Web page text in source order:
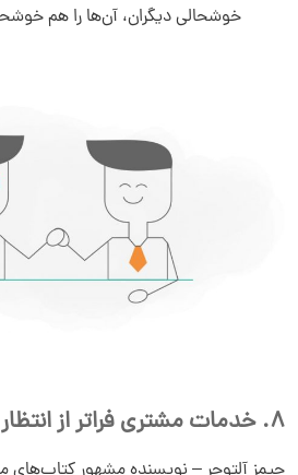
خوشحالی دیگران، آن‌ها را هم
8. خدمات مشتری فراتر از انتظار